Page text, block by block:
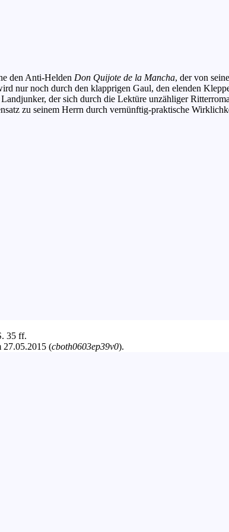
den Anti-Helden Don Quijote de la Mancha, der von
nur noch durch den klapprigen Gaul, den elenden
der sich durch die Lektüre unzähliger
zu seinem Herrn durch vernünftig-praktische
35 ff.
27.05.2015 (cboth0603ep39v0).